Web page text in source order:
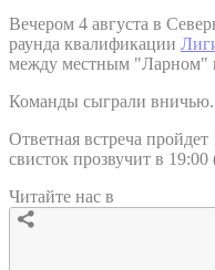
Вечером 4 августа в
раунда квалификации
между местным "Ларном"
Команды сыграли вничью.
Ответная встреча
свисток прозвучит в 19:00
Читайте нас в